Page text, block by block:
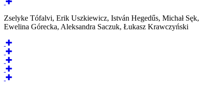
Zselyke Tófalvi, Erik Uszkiewicz, István Hegedűs, Michał Sęk,
Ewelina Górecka, Aleksandra Saczuk, Łukasz Krawczyński